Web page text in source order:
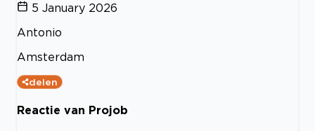
5 January 2026
Antonio
Amsterdam
delen
Reactie van Projob